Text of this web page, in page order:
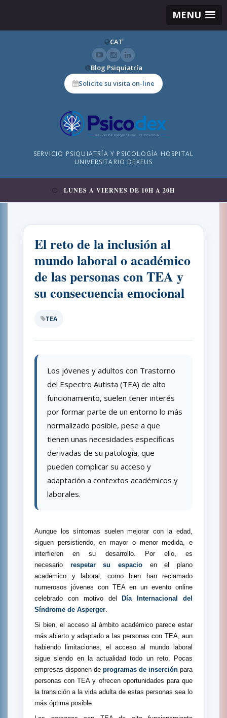
MENU
CAT
Blog Psiquiatría
Solicite su visita on-line
SERVICIO PSIQUIATRÍA Y PSICOLOGÍA HOSPITAL
UNIVERSITARIO DEXEUS
LUNES A VIERNES DE 10H A 20H
El reto de la inclusión al
mundo laboral o académico
de las personas con TEA y
su consecuencia emocional
TEA
Los jóvenes y adultos con Trastorno
del Espectro Autista (TEA) de alto
funcionamiento, suelen tener interés
por formar parte de un entorno lo más
normalizado posible, pese a que
tienen unas necesidades específicas
derivadas de su patología, que
pueden complicar su acceso y
adaptación a contextos académicos y
laborales.
Aunque los síntomas suelen mejorar con la edad,
siguen persistiendo, en mayor o menor medida, e
interfieren en su desarrollo. Por ello, es
necesario respetar su espacio en el plano
académico y laboral, como bien han reclamado
numerosos jóvenes con TEA en un evento online
celebrado con motivo delDía Internacional del
Síndrome de Asperger
Si bien, el acceso al ámbito académico parece estar
más abierto y adaptado a las personas con TEA, aun
habiendo limitaciones, el acceso al mundo laboral
sigue siendo en la actualidad todo un reto. Pocas
empresas disponen de programas de inserción para
personas con TEA y ofrecen oportunidades para que
la transición a la vida adulta de estas personas sea lo
más óptima posible.